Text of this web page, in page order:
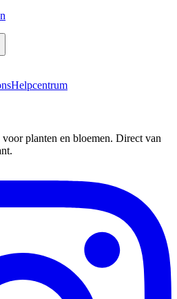
Helpcentrum
planten en bloemen. Direct van